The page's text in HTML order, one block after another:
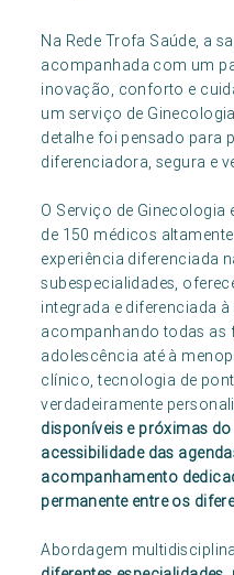
Na Rede Trofa Saúde, a
acompanhada com um
inovação, conforto e
um serviço de
detalhe foi pensado para
diferenciadora, segura e
O Serviço de
de 150 médicos
experiência diferenciada
subespecialidades,
integrada e diferenciada à
acompanhando todas as
adolescência até à
clínico, tecnologia de
verdadeiramente
disponíveis e próximas
acessibilidade das
acompanhamento
permanente entre os
Abordagem